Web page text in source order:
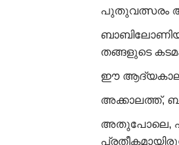
പുതുവത്സരം
തങ്ങളുടെ
ഈ ആദ്യകാല
അക്കാലത്ത്,
അതുപോലെ,